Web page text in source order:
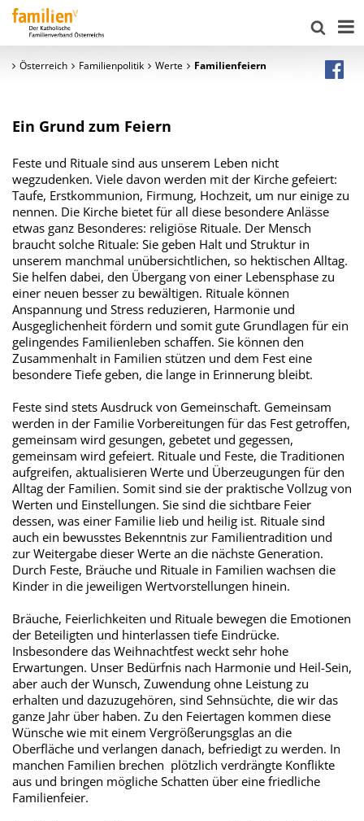
Österreich Familienpolitik Werte Familienfeiern
Ein Grund zum Feiern
Feste und Rituale sind aus unserem Leben nicht
wegzudenken. Viele davon werden mit der Kirche gefeiert:
Taufe, Erstkommunion, Firmung, Hochzeit, um nur einige zu
nennen. Die Kirche bietet für all diese besondere Anlässe
etwas ganz Besonderes: religiöse Rituale. Der Mensch
braucht solche Rituale: Sie geben Halt und Struktur in
unserem manchmal unübersichtlichen, so hektischen Alltag.
Sie helfen dabei, den Übergang von einer Lebensphase zu
einer neuen besser zu bewältigen. Rituale können
Anspannung und Stress reduzieren, Harmonie und
Ausgeglichenheit fördern und somit gute Grundlagen für ein
gelingendes Familienleben schaffen. Sie können den
Zusammenhalt in Familien stützen und dem Fest eine
besondere Tiefe geben, die lange in Erinnerung bleibt.
Feste sind stets Ausdruck von Gemeinschaft. Gemeinsam
werden in der Familie Vorbereitungen für das Fest getroffen,
gemeinsam wird gesungen, gebetet und gegessen,
gemeinsam wird gefeiert. Rituale und Feste, die Traditionen
aufgreifen, aktualisieren Werte und Überzeugungen für den
Alltag der Familien. Somit sind sie der praktische Vollzug von
Werten und Einstellungen. Sie sind die sichtbare Feier
dessen, was einer Familie lieb und heilig ist. Rituale sind
auch ein bewusstes Bekenntnis zur Familientradition und
zur Weitergabe dieser Werte an die nächste Generation.
Durch Feste, Bräuche und Rituale in Familien wachsen die
Kinder in die jeweiligen Wertvorstellungen hinein.
Bräuche, Feierlichkeiten und Rituale bewegen die Emotionen
der Beteiligten und hinterlassen tiefe Eindrücke.
Insbesondere das Weihnachtfest weckt sehr hohe
Erwartungen. Unser Bedürfnis nach Harmonie und Heil-Sein,
aber auch der Wunsch, Zuwendung ohne Leistung zu
erhalten und dazuzugehören, sind Sehnsüchte, die wir das
ganze Jahr über haben. Zu den Feiertagen kommen diese
Wünsche wie mit einem Vergrößerungsglas an die
Oberfläche und verlangen danach, befriedigt zu werden. In
manchen Familien brechen plötzlich verdrängte Konflikte
aus und bringen mögliche Schatten über eine friedliche
Familienfeier.